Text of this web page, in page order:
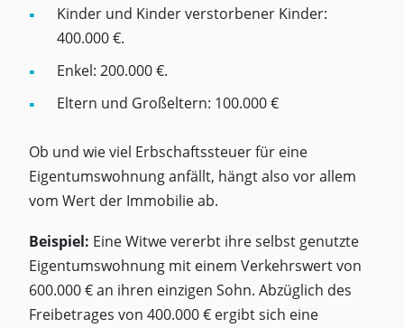
Kinder und Kinder verstorbener Kinder:
400.000 €.
Enkel: 200.000 €.
Eltern und Großeltern: 100.000 €
Ob und wie viel Erbschaftssteuer für eine
Eigentumswohnung anfällt, hängt also vor allem
vom Wert der Immobilie ab.
Beispiel: Eine Witwe vererbt ihre selbst genutzte
Eigentumswohnung mit einem Verkehrswert von
600.000 € an ihren einzigen Sohn. Abzüglich des
Freibetrages von 400.000 € ergibt sich eine